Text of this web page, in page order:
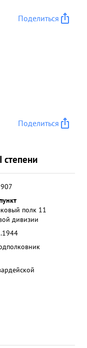
Поделиться
Поделиться
полк 11
дивизии